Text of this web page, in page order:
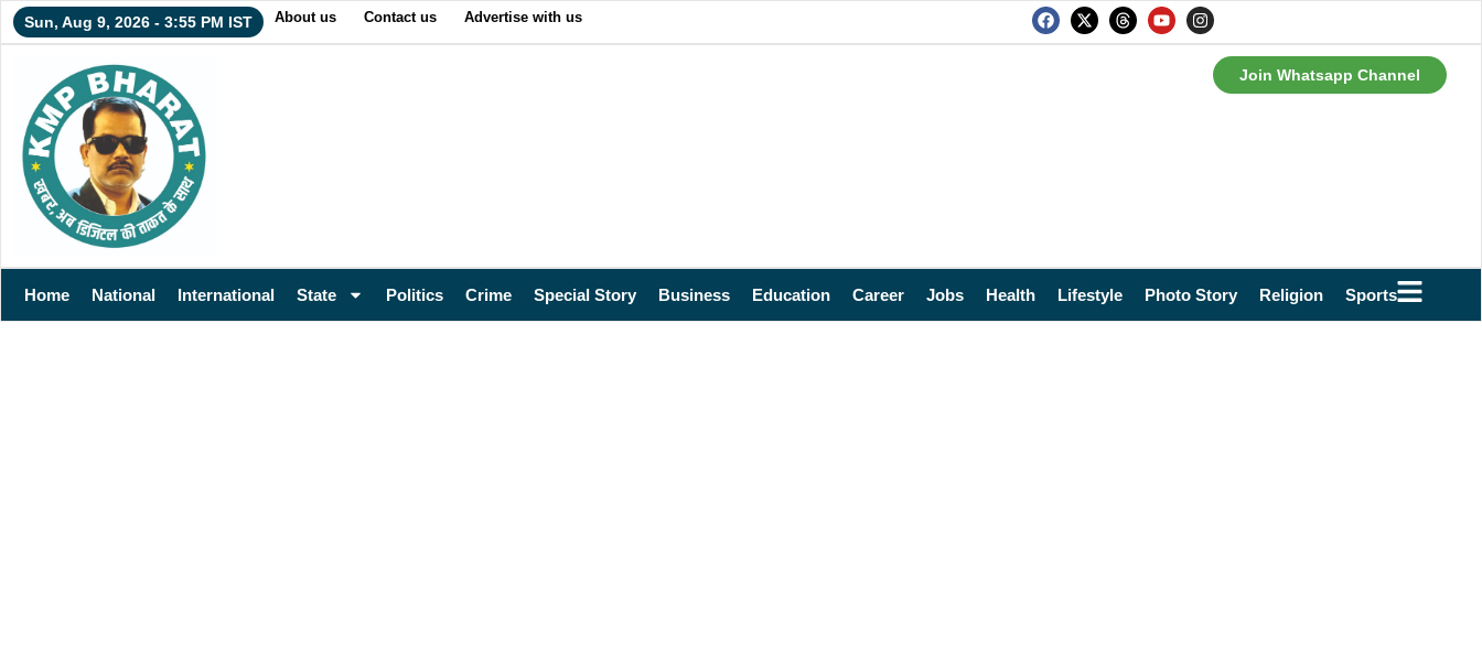
Sun, Aug 9, 2026 - 3:55 PM IST About us Contact us Advertise with us
Join Whatsapp Channel
Home National International State Politics Crime Special Story Business Education Career Jobs Health Lifestyle Photo Story Religion Sports